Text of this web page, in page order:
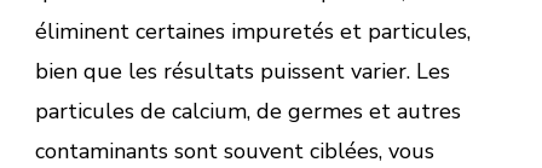
éliminent certaines impuretés et particules,
bien que les résultats puissent varier. Les
particules de calcium, de germes et autres
contaminants sont souvent ciblées, vous